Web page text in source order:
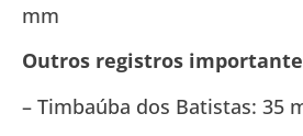
mm
Outros registros
– Timbaúba dos Batistas: 35